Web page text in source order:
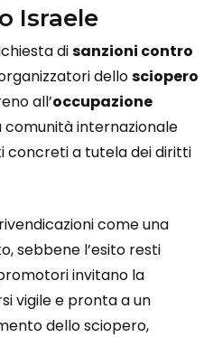
Israele
disanzioni contro
dellosciopero
all’occupazione
comunità internazionale
concreti a tutela dei diritti
come una
sebbene l’esito resti
invitano la
vigile e pronta a un
dello sciopero,